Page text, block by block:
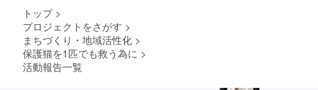
トップ >
プロジェクトをさがす >
まちづくり・地域活性化 >
保護猫を1匹でも救う為に >
活動報告一覧